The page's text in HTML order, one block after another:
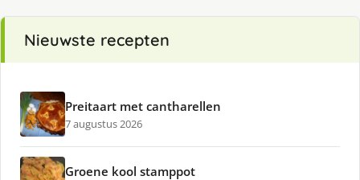
Nieuwste recepten
Preitaart met cantharellen
7 augustus 2026
Groene kool stamppot